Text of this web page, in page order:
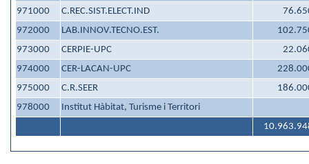
971000 C.REC.SIST.ELECT.IND
972000
LAB.INNOV.TECNO.EST.
973000
CERPIE-UPC
974000
CER-LACAN-UPC
975000
C.R.SEER
978000
Institut Hàbitat, Turisme i Territori